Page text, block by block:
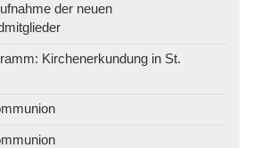
der neuen
Kirchenerkundung in St.